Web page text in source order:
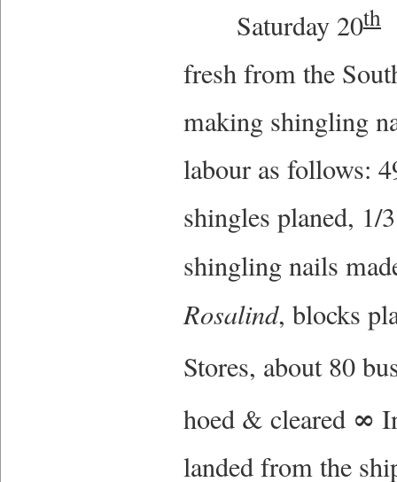
Saturday 20th
fresh from the
making shingling
labour as follows:
shingles planed,
shingling nails
Rosalind, blocks
Stores, about 80
hoed & cleared ∞
landed from the